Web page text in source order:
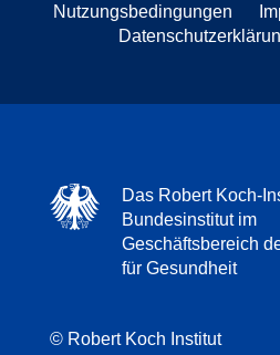
Nutzungsbedingungen
Das Robert Koch-
Bundesinstitut im
Geschäftsbereich
für Gesundheit
© Robert Koch Institut